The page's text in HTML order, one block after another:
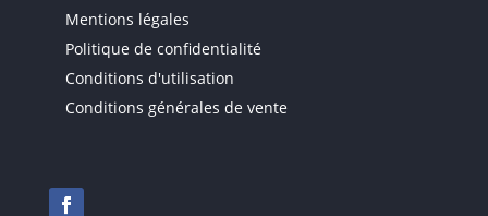
Mentions légales
Politique de confidentialité
Conditions d'utilisation
Conditions générales de vente